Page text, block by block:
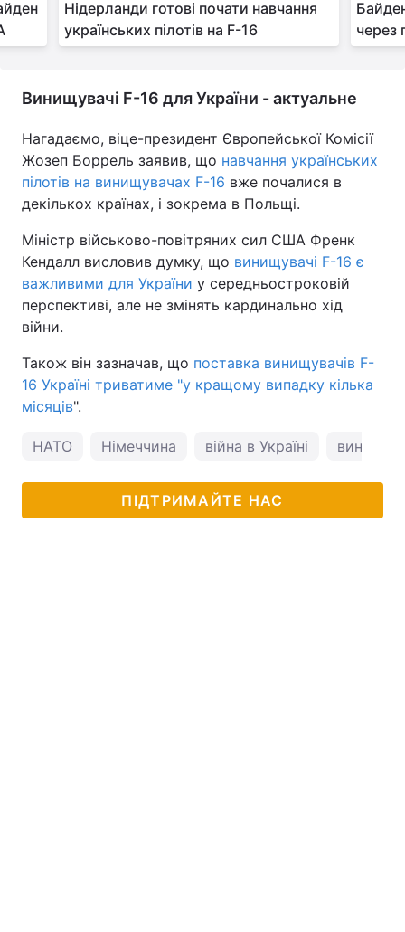
Нідерланди готові почати навчання
українських пілотів на F-16
через
Винищувачі F-16 для України - актуальне
Нагадаємо, віце-президент Європейської Комісії
Жозеп Боррель заявив, що навчання українських
пілотів на винищувачах F-16 вже почалися в
декількох країнах, і зокрема в Польщі.
Міністр військово-повітряних сил США Френк
Кендалл висловив думку, що винищувачі F-16 є
важливими для України у середньостроковій
перспективі, але не змінять кардинально хід
війни.
Також він зазначав, що поставка винищувачів F-
16 Україні триватиме "у кращому випадку кілька
місяців".
НАТО Німеччина війна в Україні
ПІДТРИМАЙТЕ НАС